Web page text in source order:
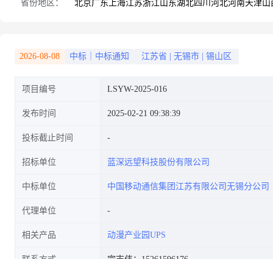
省份地区： 北京广东 上海江苏浙江山东湖北四川 河北河南天津山
2026-08-08 中标｜中标通知 江苏省 无锡市 锡山区
项目编号 LSYW-2025-016
发布时间 2025-02-21 09:38:39
投标截止时间
招标单位 蓝深远望科技股份有限公司
中标单位 中国移动通信集团江苏有限公司无锡分公司
代理单位
相关产品 动漫产业园UPS